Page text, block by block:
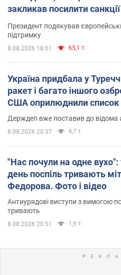
закликав посилити
Президент подякував
підтримку
8.08.2026 18:01 65,1 т.
Україна придбала у
ракет і багато іншого
США оприлюднили список
Держдеп вже поставив до відома
8.08.2026 20:37 4,7 т.
"Нас почули на одне вухо":
день поспіль тривають
Федорова. Фото і відео
Антиурядові виступи з вимогою
тривають
8.08.2026 20:51 1,9 т.